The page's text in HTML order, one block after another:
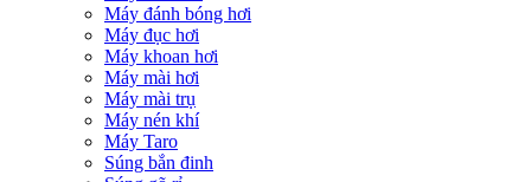
Máy đánh bóng hơi
Máy đục hơi
Máy khoan hơi
Máy mài hơi
Máy mài trụ
Máy nén khí
Máy Taro
Súng bắn đinh